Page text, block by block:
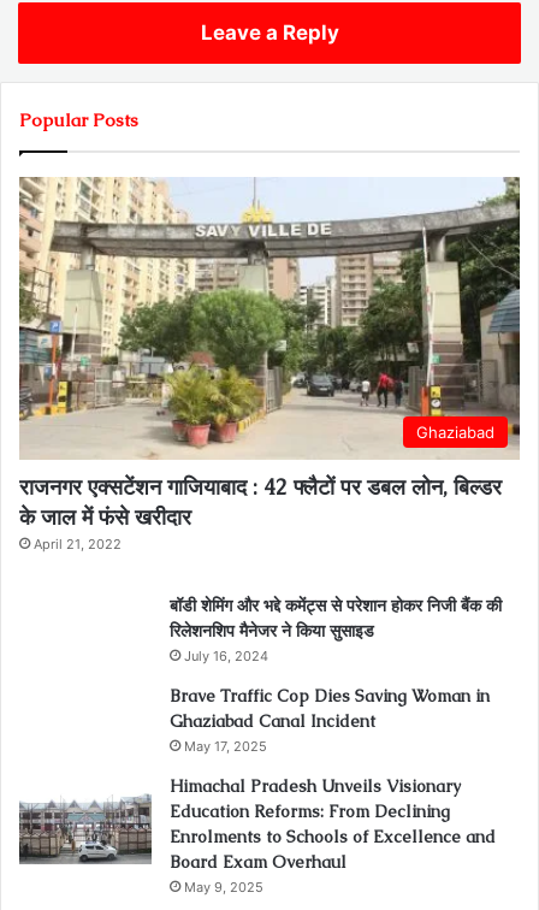
Leave a Reply
Popular Posts
Ghaziabad
राजनगर एक्सटेंशन गाजियाबाद : 42 फ्लैटों पर डबल लोन, बिल्डर
के जाल में फंसे खरीदार
April 21, 2022
बॉडी शेमिंग और भद्दे कमेंट्स से परेशान होकर निजी बैंक की
रिलेशनशिप मैनेजर ने किया सुसाइड
July 16, 2024
Brave Traffic Cop Dies Saving Woman in
Ghaziabad Canal Incident
May 17, 2025
Himachal Pradesh Unveils Visionary
Education Reforms: From Declining
Enrolments to Schools of Excellence and
Board Exam Overhaul
May 9, 2025